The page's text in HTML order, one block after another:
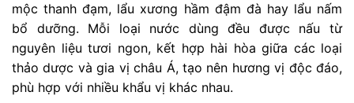
mộc thanh đạm, lẩu xương hầm đậm đà hay lẩu nấm
bổ dưỡng. Mỗi loại nước dùng đều được nấu từ
nguyên liệu tươi ngon, kết hợp hài hòa giữa các loại
thảo dược và gia vị châu Á, tạo nên hương vị độc đáo,
phù hợp với nhiều khẩu vị khác nhau.